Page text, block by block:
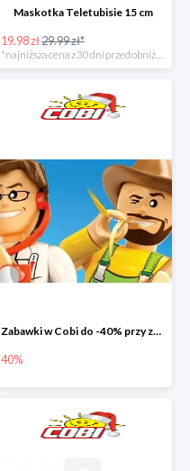
Maskotka Teletubisie 15 cm
19.98 zł29.99 zł*
Zabawki w Cobi do -40% przy zakupie drugiego produktu
40%